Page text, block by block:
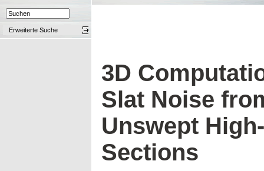
Erweiterte Suche
3D
Slat Noise
Unswept
Sections